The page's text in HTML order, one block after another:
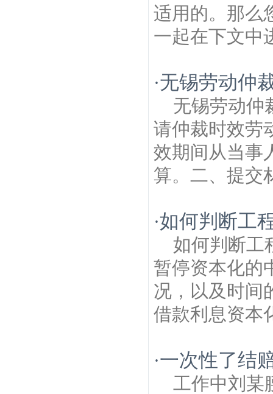
适用的。那么
一起在下文中
·无锡劳动仲
无锡劳动仲
请仲裁时效劳
效期间从当事
算。二、提交
·如何判断工
如何判断工
暂停资本化的
况，以及时间
借款利息资本
·一次性了结
工作中刘某